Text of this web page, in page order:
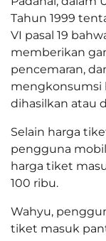
Tahun 1999
VI pasal 19
memberikan
pencemaran,
mengkonsumsi
dihasilkan atau
Selain harga
pengguna
harga tiket
100 ribu.
Wahyu,
tiket masuk